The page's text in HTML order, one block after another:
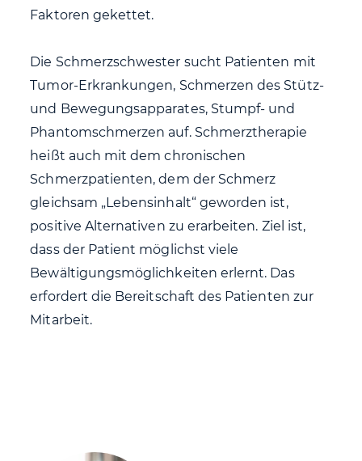
Faktoren gekettet.
Die Schmerzschwester sucht Patienten mit
Tumor-Erkrankungen, Schmerzen des Stütz-
und Bewegungsapparates, Stumpf- und
Phantomschmerzen auf. Schmerztherapie
heißt auch mit dem chronischen
Schmerzpatienten, dem der Schmerz
gleichsam „Lebensinhalt“ geworden ist,
positive Alternativen zu erarbeiten. Ziel ist,
dass der Patient möglichst viele
Bewältigungsmöglichkeiten erlernt. Das
erfordert die Bereitschaft des Patienten zur
Mitarbeit.